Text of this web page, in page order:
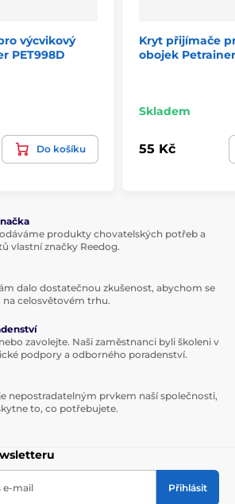
výcvikový
PET998D
Do košíku
Kryt přijímače
obojek
Skladem
55 Kč
produkty chovatelských potřeb a
vlastní značky Reedog.
dalo dostatečnou zkušenost, abychom se
na celosvětovém trhu.
zavolejte. Naši zaměstnanci byli školeni v
podpory a odborného poradenství.
nepostradatelným prvkem naší společnosti,
to, co potřebujete.
e-mail Přihlásit